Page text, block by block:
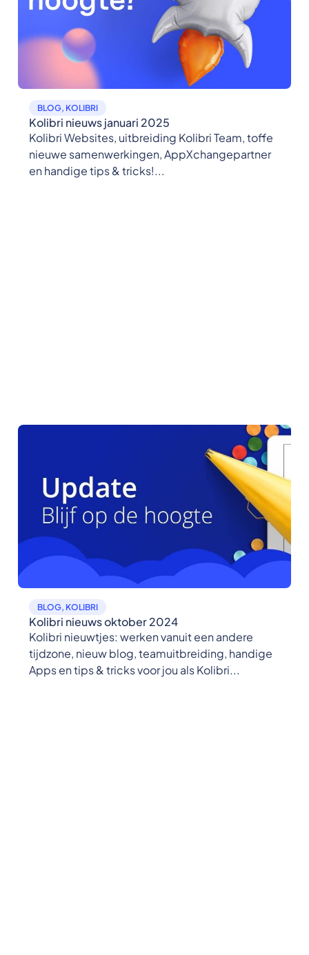
BLOG, KOLIBRI
Kolibri nieuws januari 2025
Kolibri Websites, uitbreiding Kolibri Team, toffe
nieuwe samenwerkingen, AppXchangepartner
en handige tips & tricks!...
BLOG, KOLIBRI
Kolibri nieuws oktober 2024
Kolibri nieuwtjes: werken vanuit een andere
tijdzone, nieuw blog, teamuitbreiding, handige
Apps en tips & tricks voor jou als Kolibri...